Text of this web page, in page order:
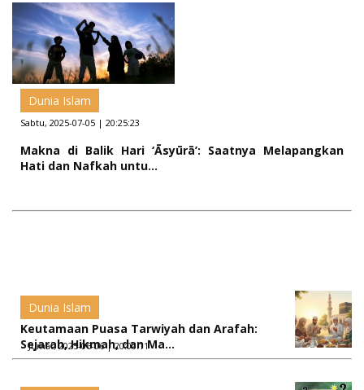
Dunia Islam
Sabtu, 2025-07-05 | 20:25:23
Makna di Balik Hari ‘Āsyūrā’: Saatnya Melapangkan
Hati dan Nafkah untu...
Dunia Islam
Keutamaan Puasa Tarwiyah dan Arafah:
Sejarah, Hikmah, dan Ma...
Jumat, 2025-06-06 | 20:00:11